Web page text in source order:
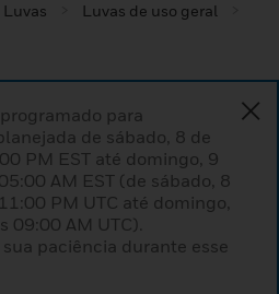
Luvas
Luvas de uso geral
para
de sábado, 8 de
PM EST até domingo, 9
AM EST (de sábado, 8
PM UTC até domingo,
09:00 AM UTC).
paciência durante esse